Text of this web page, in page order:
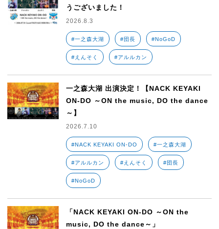
うございました！
2026.8.3
#一之森大湖 #団長 #NoGoD
#えんそく #アルルカン
一之森大湖 出演決定！【NACK KEYAKI
ON-DO ～ON the music, DO the dance
～】
2026.7.10
#NACK KEYAKI ON-DO #一之森大湖
#アルルカン #えんそく #団長
#NoGoD
「NACK KEYAKI ON-DO ～ON the
music, DO the dance～」